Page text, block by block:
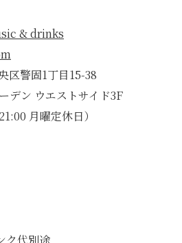
& drinks
区警固1丁目15-38
デン ウエストサイド3F
月曜定休日）